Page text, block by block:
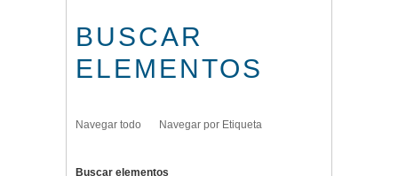
BUSCAR
ELEMENTOS
Navegar todo Navegar por Etiqueta
Buscar elementos